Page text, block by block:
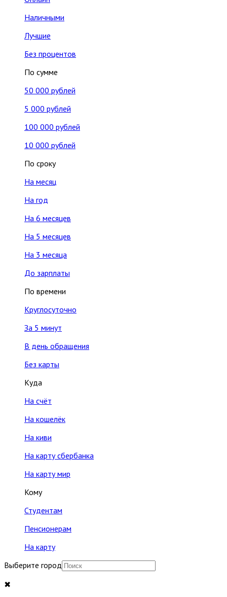
Наличными
Лучшие
Без процентов
По сумме
50 000 рублей
5 000 рублей
100 000 рублей
10 000 рублей
По сроку
На месяц
На год
На 6 месяцев
На 5 месяцев
На 3 месяца
До зарплаты
По времени
Круглосуточно
За 5 минут
В день обращения
Без карты
Куда
На счёт
На кошелёк
На киви
На карту сбербанка
На карту мир
Кому
Студентам
Пенсионерам
На карту
Выберите город
✖